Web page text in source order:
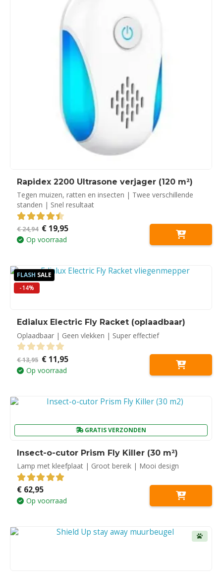
Rapidex 2200 Ultrasone verjager (120 m²)
Tegen muizen, ratten en insecten | Twee verschillende
standen | Snel resultaat
4.50out of 5
€24,94 Oorspronkelijke
prijs
was:
€19,95Huidige
Op voorraad
FLASH SALE
-14%
Edialux Electric Fly Racket (oplaadbaar)
Oplaadbaar | Geen vlekken | Super effectief
0out of 5
€13,95 Oorspronkelijke
prijs
was:
€11,95Huidige
Op voorraad
GRATIS VERZONDEN
Insect-o-cutor Prism Fly Killer (30 m²)
Lamp met kleefplaat | Groot bereik | Mooi design
5.00out of 5
€ 62,95
Op voorraad